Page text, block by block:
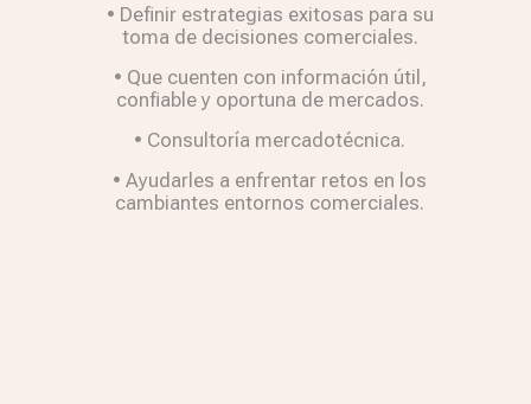
• Definir estrategias exitosas para su
toma de decisiones comerciales.
• Que cuenten con información útil,
confiable y oportuna de mercados.
• Consultoría mercadotécnica.
• Ayudarles a enfrentar retos en los
cambiantes entornos comerciales.